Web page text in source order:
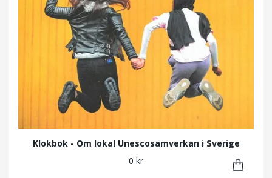
Klokbok - Om lokal Unescosamverkan i Sverige
0 kr